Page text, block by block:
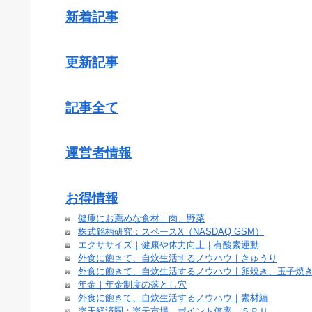
新着記事
更新記事
記事全て
運営者情報
お得情報
健康にお薦めな食材｜肉、野菜
株式銘柄研究：スペースX（NASDAQ GSM）
エクササイズ｜健康や体力向上｜有酸素運動
外食に飽きて、自炊生活するノウハウ｜きゅうり
外食に飽きて、自炊生活するノウハウ｜卵焼き、玉子焼
年金｜年金制度の落とし穴
外食に飽きて、自炊生活するノウハウ｜素材編